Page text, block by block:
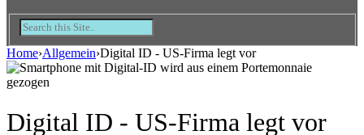
Home›Allgemein›Digital ID - US-Firma legt vor
Digital ID - US-Firma legt vor